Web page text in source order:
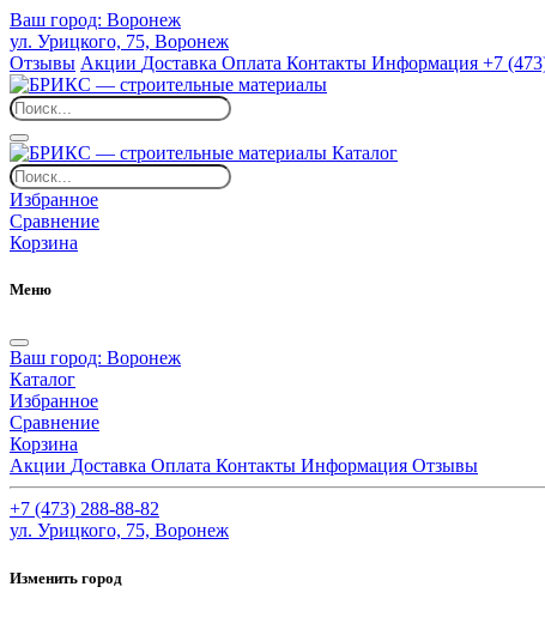
Ваш город: Воронеж
ул. Урицкого, 75, Воронеж
Отзывы Акции Доставка Оплата Контакты Информация +7
Каталог
Избранное
Сравнение
Корзина
Меню
Ваш город: Воронеж
Каталог
Избранное
Сравнение
Корзина
Акции Доставка Оплата Контакты Информация Отзывы
+7 (473) 288-88-82
ул. Урицкого, 75, Воронеж
Изменить город